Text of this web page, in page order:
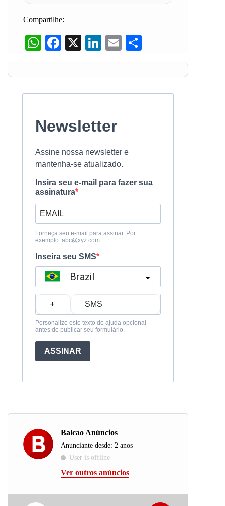
Compartilhe:
WhatsApp
Facebook
X LinkedIn
Email
Newsletter
Assine nossa newsletter e
mantenha-se atualizado.
Insira seu e-mail para fazer sua
assinatura
Forneça seu e-mail para assinar. Por
exemplo: abc@xyz.com
Inseira seu SMS
Brazil
Personalize este texto de ajuda opcional
antes de publicar seu formulário.
ASSINAR
Balcao Anúncios
Anunciante desde: 2 anos
User is offline
Ver outros anúncios